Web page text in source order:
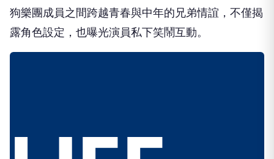
狗樂團成員之間跨越青春與中年的兄弟情誼，不僅揭
露角色設定，也曝光演員私下笑鬧互動。